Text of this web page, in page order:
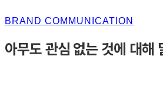
BRAND COMMUNICATION
아무도 관심 없는 것에 대